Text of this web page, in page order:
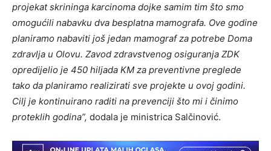
projekat skrininga karcinoma dojke samim tim što smo
omogućili nabavku dva besplatna mamografa. Ove godine
planiramo nabaviti još jedan mamograf za potrebe Doma
zdravlja u Olovu. Zavod zdravstvenog osiguranja ZDK
opredijelio je 450 hiljada KM za preventivne preglede
tako da planiramo realizirati sve projekte u ovoj godini.
Cilj je kontinuirano raditi na prevenciji što mi i činimo
proteklih godina”, dodala je ministrica Salčinović.